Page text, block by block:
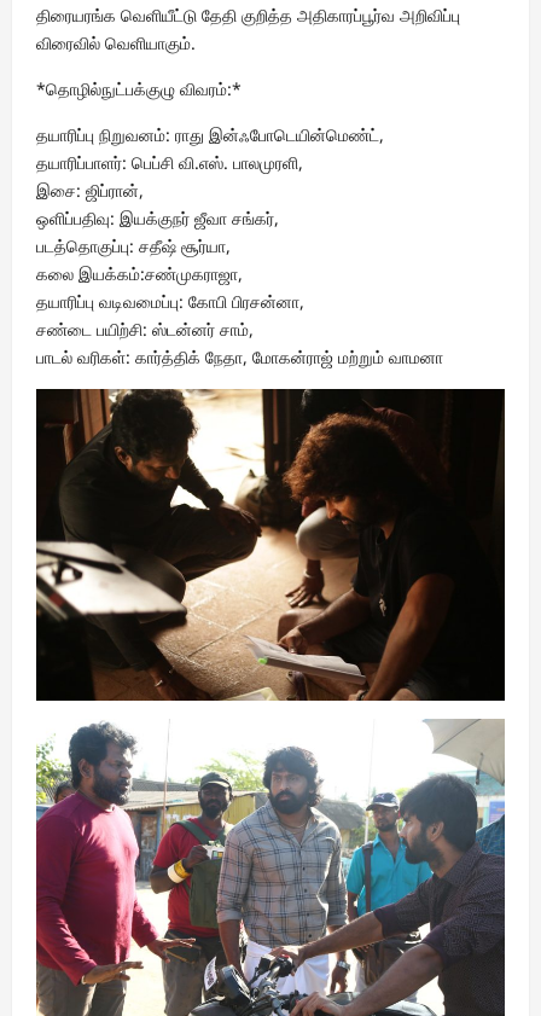
திரையரங்க வெளியீட்டு தேதி குறித்த அதிகாரப்பூர்வ அறிவிப்பு
விரைவில் வெளியாகும்.
*தொழில்நுட்பக்குழு விவரம்:*
தயாரிப்பு நிறுவனம்: ராது இன்ஃபோடெயின்மெண்ட்,
தயாரிப்பாளர்: பெப்சி வி.எஸ். பாலமுரளி,
இசை: ஜிப்ரான்,
ஒளிப்பதிவு: இயக்குநர் ஜீவா சங்கர்,
படத்தொகுப்பு: சதீஷ் சூர்யா,
கலை இயக்கம்:சண்முகராஜா,
தயாரிப்பு வடிவமைப்பு: கோபி பிரசன்னா,
சண்டை பயிற்சி: ஸ்டன்னர் சாம்,
பாடல் வரிகள்: கார்த்திக் நேதா, மோகன்ராஜ் மற்றும் வாமனா